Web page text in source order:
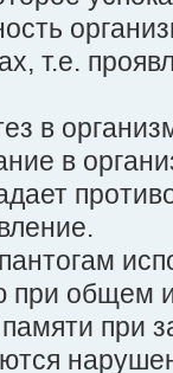
т.е.
в
в
общем
при